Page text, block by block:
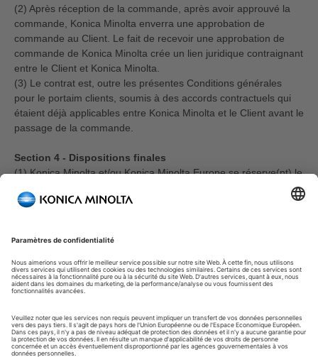
(2) Après réception de la commande, après avoir approuvé la
commande, Konica Minolta enverra une approbation de
commande au Client. Le fait de recevoir une approbation de
commande de Konica Minolta crée un lien juridique contraignant
entre le Client et Konica Minolta.
(3) Le contrat est, outre les présentes Conditions générales
pour le portaim clients, soumis à des accords contractuels qui
étaient déjà applicables entre Konica Minolta et le Client avant le
passage de la commande.
Section 4 - Dispositions finales
(1) Konica Minolta et/ou Konica Minolta Europe se réserve(nt) le
d'amender et de supprimer ponctuellement toute partie des
(2) Les présentes Conditions générales et tous les actes
juridiques qui en découlent sont régis par le droit belge.
(4) Dans la mesure où, en utilisant la Plateforme, le Client agit
non-applicabilité des articles XII.6§1, 8° XII.7 § 1, XII.8 et XII.9
du Code de droit économique.
(3) Si l'une des dispositions des présentes Conditions générales